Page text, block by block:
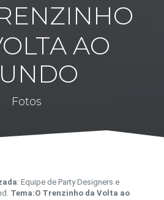
AO
Fotos
: Equipe de Party Designers e
Tema:O Trenzinho da Volta ao